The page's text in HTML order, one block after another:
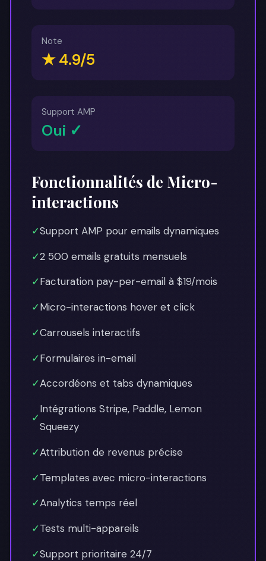
Note
★ 4.9/5
Support AMP
Oui ✓
Fonctionnalités de Micro-
interactions
✓Support AMP pour emails dynamiques
✓2 500 emails gratuits mensuels
✓Facturation pay-per-email à $19/mois
✓Micro-interactions hover et click
✓Carrousels interactifs
✓Formulaires in-email
✓Accordéons et tabs dynamiques
✓
Intégrations Stripe, Paddle, Lemon
Squeezy
✓Attribution de revenus précise
✓Templates avec micro-interactions
✓Analytics temps réel
✓Tests multi-appareils
✓Support prioritaire 24/7